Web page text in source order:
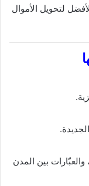
لتحويل الأموال
بين المدن